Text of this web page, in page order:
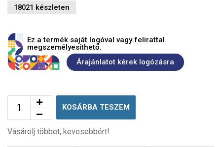
18021 készleten
Ez a termék saját logóval vagy felirattal
megszemélyesíthető.
Árajánlatot kérek logózásra
KOSÁRBA TESZEM
Vásárolj többet, kevesebbért!